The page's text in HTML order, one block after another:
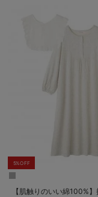
5%OFF
【肌触りのいい綿100%